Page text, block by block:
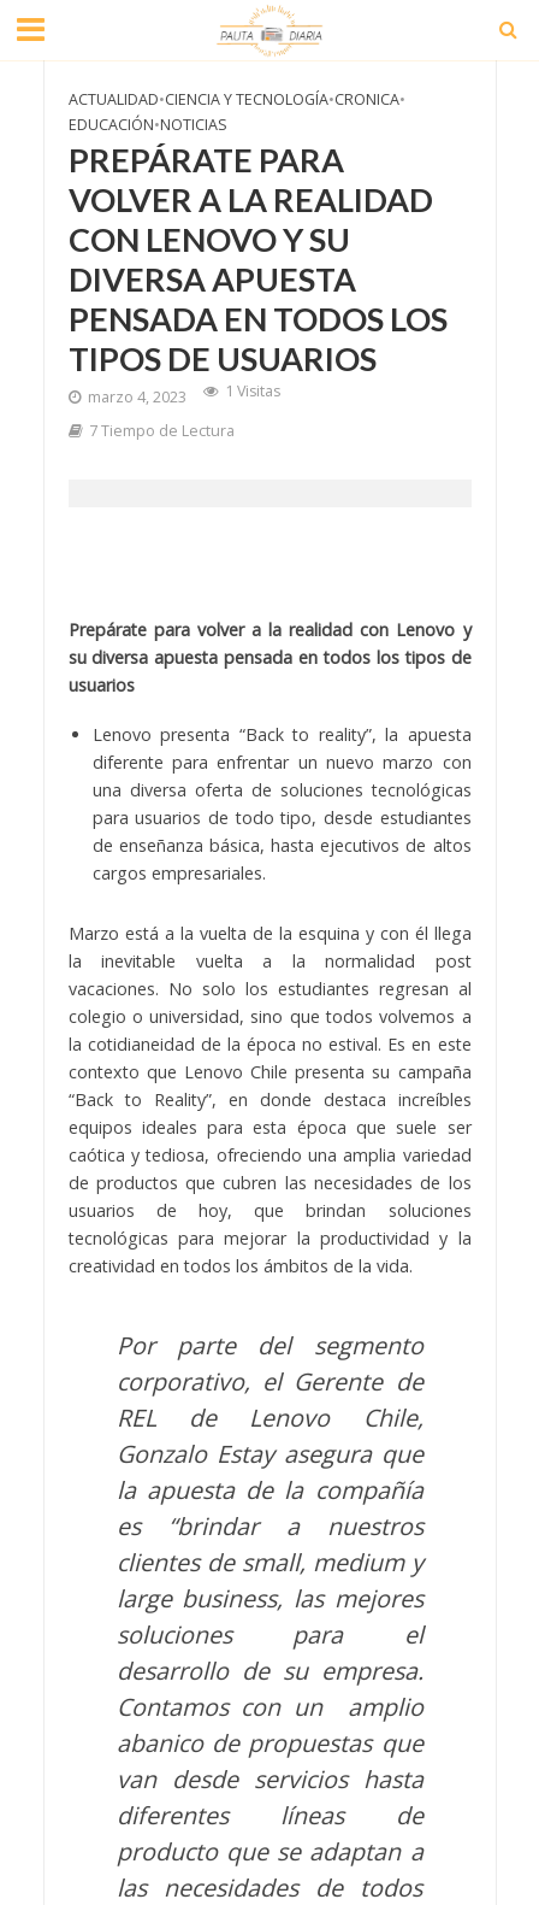
ACTUALIDAD•CIENCIA Y TECNOLOGÍA•CRONICA•
EDUCACIÓN•NOTICIAS
PREPÁRATE PARA
VOLVER A LA REALIDAD
CON LENOVO Y SU
DIVERSA APUESTA
PENSADA EN TODOS LOS
TIPOS DE USUARIOS
marzo 4, 2023
1 Visitas
7 Tiempo de Lectura
Prepárate para volver a la realidad con Lenovo y
su diversa apuesta pensada en todos los tipos de
usuarios
Lenovo presenta “Back to reality”, la apuesta
diferente para enfrentar un nuevo marzo con
una diversa oferta de soluciones tecnológicas
para usuarios de todo tipo, desde estudiantes
de enseñanza básica, hasta ejecutivos de altos
cargos empresariales.
Marzo está a la vuelta de la esquina y con él llega
la inevitable vuelta a la normalidad post
vacaciones. No solo los estudiantes regresan al
colegio o universidad, sino que todos volvemos a
la cotidianeidad de la época no estival. Es en este
contexto que Lenovo Chile presenta su campaña
“Back to Reality”, en donde destaca increíbles
equipos ideales para esta época que suele ser
caótica y tediosa, ofreciendo una amplia variedad
de productos que cubren las necesidades de los
usuarios de hoy, que brindan soluciones
tecnológicas para mejorar la productividad y la
creatividad en todos los ámbitos de la vida.
Por parte del segmento
corporativo, el Gerente de
REL de Lenovo Chile,
Gonzalo Estay asegura que
la apuesta de la compañía
es “brindar a nuestros
clientes de small, medium y
large business, las mejores
soluciones para el
desarrollo de su empresa.
Contamos con un amplio
abanico de propuestas que
van desde servicios hasta
diferentes líneas de
producto que se adaptan a
las necesidades de todos